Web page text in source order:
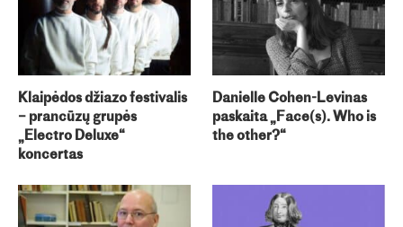
Klaipėdos džiazo festivalis
– prancūzų grupės
„Electro Deluxe“
koncertas
Danielle Cohen-Levinas
paskaita „Face(s). Who is
the other?“